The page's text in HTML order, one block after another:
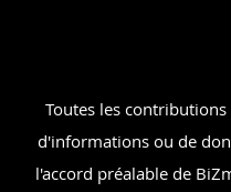
Toutes les
d'informations ou de
l'accord préalable de